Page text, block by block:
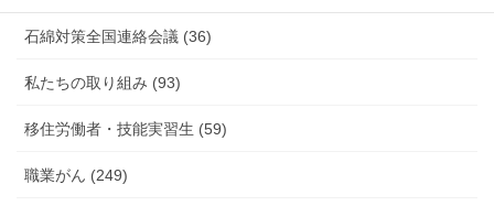
石綿対策全国連絡会議 (36)
私たちの取り組み (93)
移住労働者・技能実習生 (59)
職業がん (249)